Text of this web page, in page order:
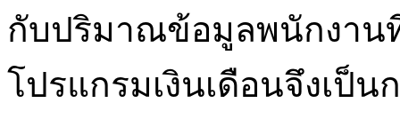
กับปริมาณข้อมูลพนักงาน
โปรแกรมเงินเดือนจึงเป็